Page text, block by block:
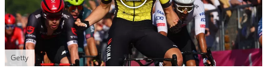
Getty